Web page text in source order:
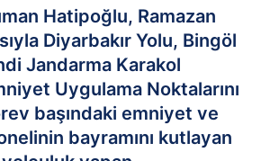
Hatipoğlu, Ramazan
Diyarbakır Yolu, Bingöl
Jandarma Karakol
Uygulama Noktalarını
başındaki emniyet ve
bayramını kutlayan